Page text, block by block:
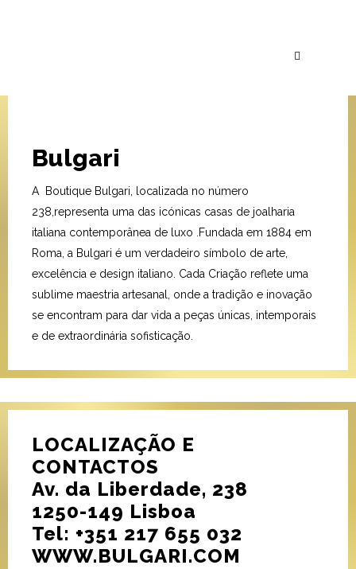
Bulgari
A Boutique Bulgari, localizada no número
238,representa uma das icónicas casas de joalharia
italiana contemporânea de luxo .Fundada em 1884 em
Roma, a Bulgari é um verdadeiro símbolo de arte,
excelência e design italiano. Cada Criação reflete uma
sublime maestria artesanal, onde a tradição e inovação
se encontram para dar vida a peças únicas, intemporais
e de extraordinária sofisticação.
LOCALIZAÇÃO E
CONTACTOS
Av. da Liberdade, 238
1250-149 Lisboa
Tel: +351 217 655 032
WWW.BULGARI.COM